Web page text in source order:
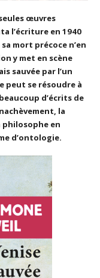
œuvres
l’écriture en 1940
mort précoce n’en
y met en scène
sauvée par l’un
peut se résoudre à
d’écrits de
la
philosophe en
d’ontologie.